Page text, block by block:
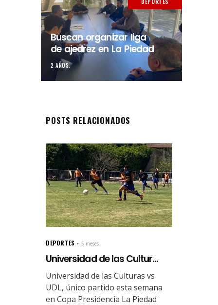
Buscan organizar liga
de ajedrez en La Piedad
2 AÑOS.
POSTS RELACIONADOS
DEPORTES 5 meses.
Universidad de las Cultur...
Universidad de las Culturas vs
UDL, único partido esta semana
en Copa Presidencia La Piedad